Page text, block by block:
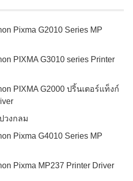
Pixma G2010 Series MP
PIXMA G3010 series Printer
PIXMA G2000 ปริ้นเตอร์แท็งก์
วงกลม
Pixma G4010 Series MP
Pixma MP237 Printer Driver